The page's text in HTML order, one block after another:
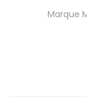
Marque